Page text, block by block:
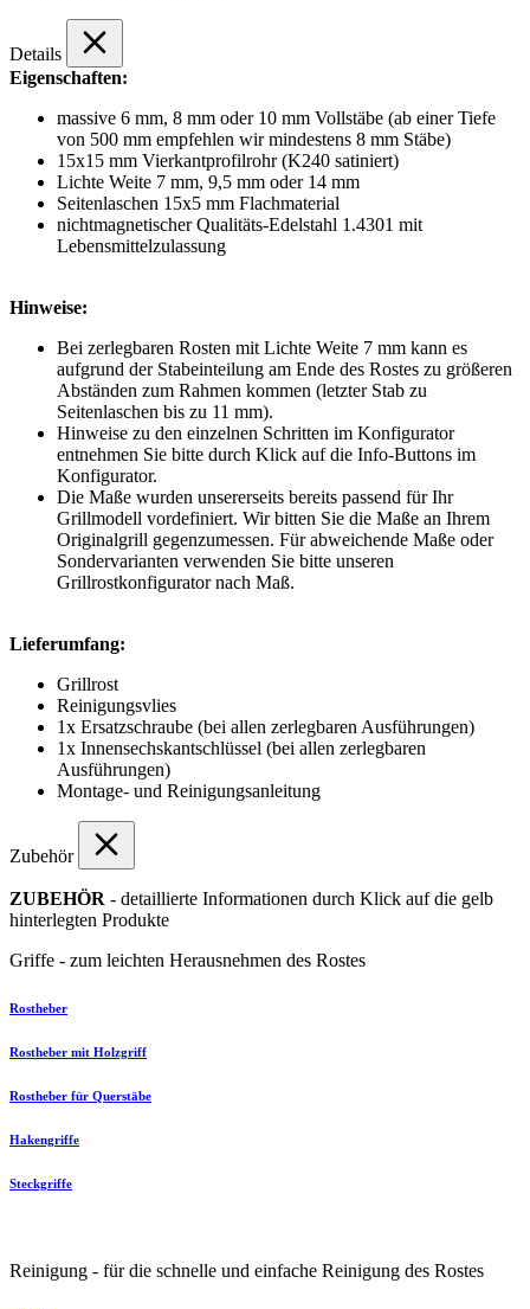
Details
Eigenschaften:
massive 6 mm, 8 mm oder 10 mm Vollstäbe (ab einer Tiefe
von 500 mm empfehlen wir mindestens 8 mm Stäbe)
15x15 mm Vierkantprofilrohr (K240 satiniert)
Lichte Weite 7 mm, 9,5 mm oder 14 mm
Seitenlaschen 15x5 mm Flachmaterial
nichtmagnetischer Qualitäts-Edelstahl 1.4301 mit
Lebensmittelzulassung
Hinweise:
Bei zerlegbaren Rosten mit Lichte Weite 7 mm kann es
aufgrund der Stabeinteilung am Ende des Rostes zu größeren
Abständen zum Rahmen kommen (letzter Stab zu
Seitenlaschen bis zu 11 mm).
Hinweise zu den einzelnen Schritten im Konfigurator
entnehmen Sie bitte durch Klick auf die Info-Buttons im
Konfigurator.
Die Maße wurden unsererseits bereits passend für Ihr
Grillmodell vordefiniert. Wir bitten Sie die Maße an Ihrem
Originalgrill gegenzumessen. Für abweichende Maße oder
Sondervarianten verwenden Sie bitte unseren
Grillrostkonfigurator nach Maß.
Lieferumfang:
Grillrost
Reinigungsvlies
1x Ersatzschraube (bei allen zerlegbaren Ausführungen)
1x Innensechskantschlüssel (bei allen zerlegbaren
Ausführungen)
Montage- und Reinigungsanleitung
Zubehör
ZUBEHÖR - detaillierte Informationen durch Klick auf die gelb
hinterlegten Produkte
Griffe - zum leichten Herausnehmen des Rostes
Rostheber
Rostheber mit Holzgriff
Rostheber für Querstäbe
Hakengriffe
Steckgriffe
Reinigung - für die schnelle und einfache Reinigung des Rostes